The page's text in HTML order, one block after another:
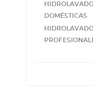
DOMÉSTICAS